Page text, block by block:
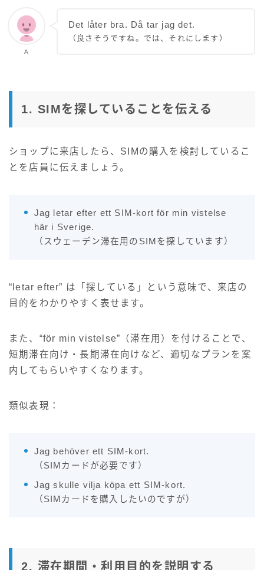
A
Det låter bra. Då tar jag det.
（良さそうですね。では、それにします）
1. SIMを探していることを伝える
ショップに来店したら、SIMの購入を検討しているこ
とを店員に伝えましょう。
Jag letar efter ett SIM-kort för min vistelse
här i Sverige.
（スウェーデン滞在用のSIMを探しています）
“letar efter” は「探している」という意味で、来店の
目的をわかりやすく表せます。
また、“för min vistelse”（滞在用）を付けることで、
短期滞在向け・長期滞在向けなど、適切なプランを案
内してもらいやすくなります。
類似表現：
Jag behöver ett SIM-kort.
（SIMカードが必要です）
Jag skulle vilja köpa ett SIM-kort.
（SIMカードを購入したいのですが）
2. 滞在期間・利用目的を説明する